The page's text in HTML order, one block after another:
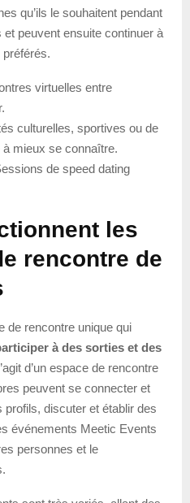
qu’ils le souhaitent pendant
peuvent ensuite continuer à
virtuelles entre
culturelles, sportives ou de
mieux se connaître.
de speed dating
les
rencontre de
de rencontre unique qui
à des sorties et des
d’un espace de rencontre
peuvent se connecter et
profils, discuter et établir des
événements Meetic Events
personnes et le